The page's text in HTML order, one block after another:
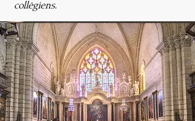
collégiens.